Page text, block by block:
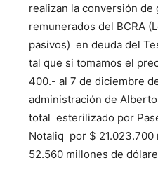
realizan la conversión
remunerados del BCRA
pasivos) en deuda del
tal que si tomamos el
400.- al 7 de diciembre
administración de
total esterilizado por
Notaliq por $
52.560 millones de